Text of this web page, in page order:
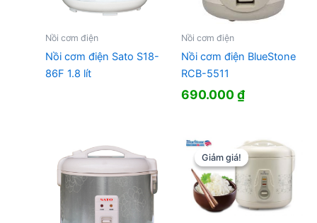
Nồi cơm điện
Nồi cơm điện Sato S18-
86F 1.8 lít
Nồi cơm điện
Nồi cơm điện BlueStone
RCB-5511
690.000₫
Giảm giá!
Giảm giá!